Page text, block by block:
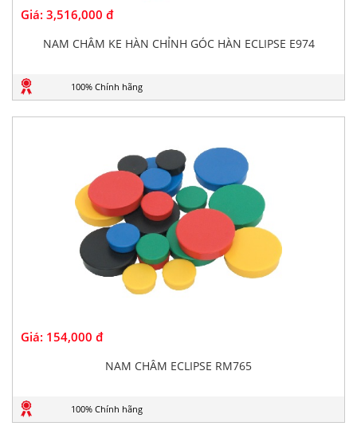
Giá: 3,516,000 đ
NAM CHÂM KE HÀN CHỈNH GÓC HÀN ECLIPSE E974
100% Chính hãng
Giá: 154,000 đ
NAM CHÂM ECLIPSE RM765
100% Chính hãng